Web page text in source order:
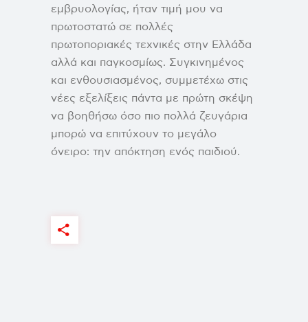
εμβρυολογίας, ήταν τιμή μου να
πρωτοστατώ σε πολλές
πρωτοποριακές τεχνικές στην Ελλάδα
αλλά και παγκοσμίως. Συγκινημένος
και ενθουσιασμένος, συμμετέχω στις
νέες εξελίξεις πάντα με πρώτη σκέψη
να βοηθήσω όσο πιο πολλά ζευγάρια
μπορώ να επιτύχουν το μεγάλο
όνειρο: την απόκτηση ενός παιδιού.